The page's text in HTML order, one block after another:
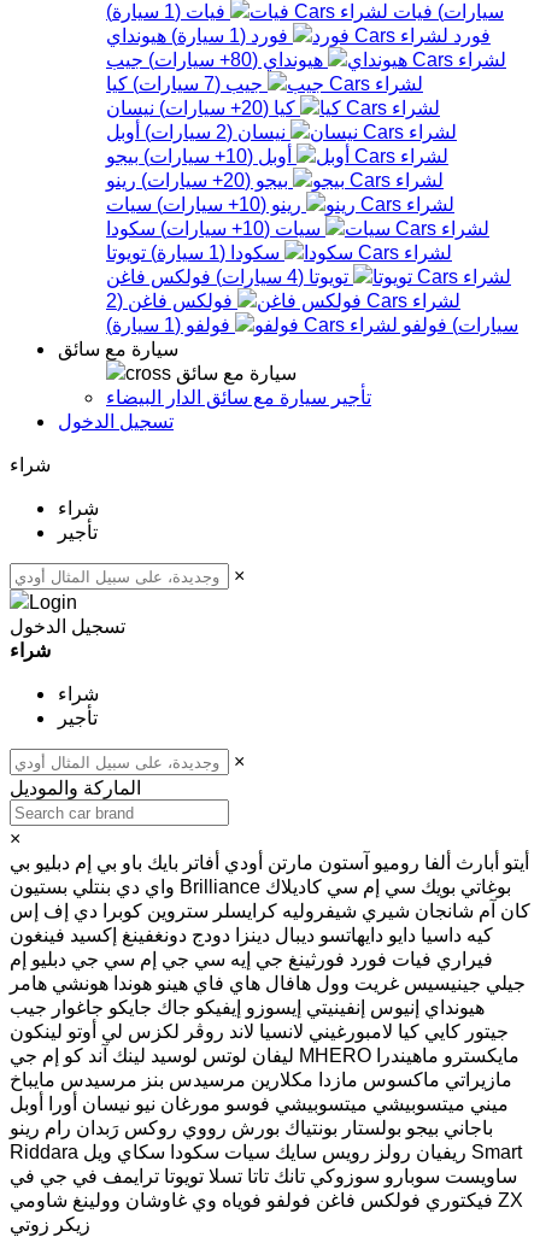
سيارات) فيات فيات (
1 سيارة)
فورد
فورد (
1 سيارة) هيونداي
هيونداي (
80+ سيارات) جيب
جيب (
7 سيارات) كيا
كيا (
20+ سيارات) نيسان
نيسان (
2 سيارات) أوبل
أوبل (
10+ سيارات) بيجو
بيجو (
20+ سيارات) رينو
رينو (
10+ سيارات) سيات
سيات (
10+ سيارات) سكودا
سكودا (
1 سيارة) تويوتا
تويوتا (
4 سيارات) فولكس فاغن
فولكس فاغن (
2
سيارات) فولفو فولفو (
1 سيارة)
سيارة مع سائق
سيارة مع سائق
تأجير سيارة مع سائق الدار البيضاء
تسجيل الدخول
شراء
شراء
تأجير
×
تسجيل الدخول
شراء
شراء
تأجير
×
الماركة والموديل
×
أيتو أبارث ألفا روميو آستون مارتن أودي أفاتر بايك باو بي إم دبليو بي
واي دي بنتلي Brilliance بوغاتي بويك سي إم سي كاديلاك
كان آم شانجان شيري شيفروليه كرايسلر ستروين كوبرا دي إف إس
كيه داسيا دايو دايهاتسو ديبال دينزا دودج دونغفينغ إكسيد فينغون
فيراري فيات فورد فورثينغ جي إيه سي جي إم سي جي دبليو إم
جيلي جينيسيس غريت وول هافال هاي فاي هينو هوندا هونشي هامر
هيونداي إنيوس إنفينيتي إيسوزو إيفيكو جاك جايكو جاغوار جيب
جيتور كايي كيا لامبورغيني لانسيا لاند روڤر لكزس لي أوتو لينكون
ليفان لوتس لوسيد لينك آند كو MHERO مايكسترو ماهيندرا
مازيراتي ماكسوس مازدا مكلارين مرسيدس بنز مرسيدس مايباخ
ميني ميتسوبيشي ميتسوبيشي فوسو مورغان نيو نيسان أورا أوبل
باجاني بيجو بولستار بونتياك بورش رووي روكس رَبدان رام رينو
Riddara
ريفيان رولز رويس سايك سيات سكودا
Smart
ساويست سوبارو سوزوكي تانك تاتا تسلا تويوتا ترايمف في جي في
فيكتوري فولكس فاغن فولفو فوياه وي غاوشان وولينغ
ZX
زيكر زوتي